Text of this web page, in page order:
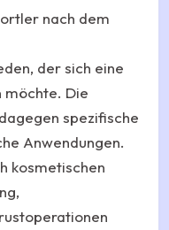
nach dem
der sich eine
möchte. Die
spezifische
Anwendungen.
kosmetischen